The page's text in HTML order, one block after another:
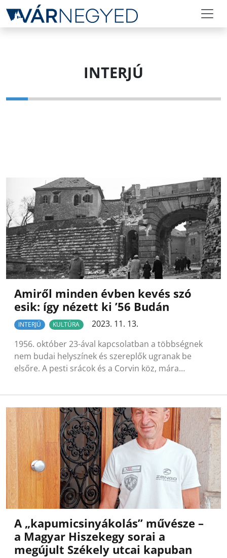
INTERJÚ
Amiről minden évben kevés szó
esik: így nézett ki ’56 Budán
INTERJÚ KULTÚRA
2023. 11. 13.
1956. október 23-ával kapcsolatban a többségnek
nem budai helyszínek és szereplők ugranak be
elsőre. A pesti srácok és a Corvin köz, mára…
A „kapumicsinyákolás” művésze –
a Magyar Hiszekegy sorai a
megújult Székely utcai kapuban